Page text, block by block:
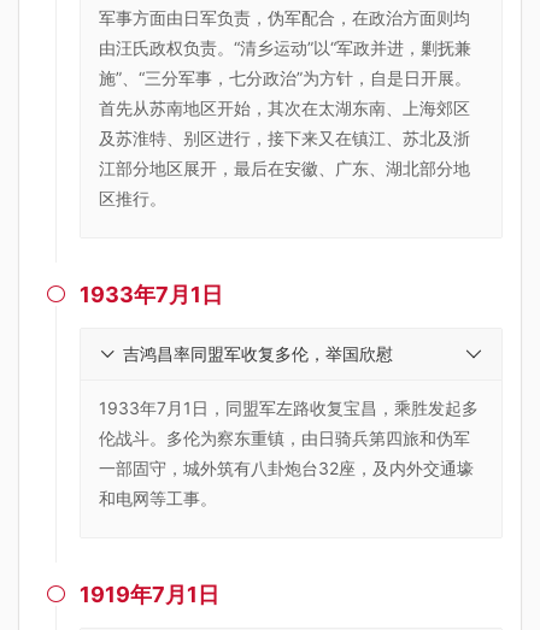
军事方面由日军负责，伪军配合，在政治方面则均
由汪氏政权负责。“清乡运动”以“军政并进，剿抚兼
施”、“三分军事，七分政治”为方针，自是日开展。
首先从苏南地区开始，其次在太湖东南、上海郊区
及苏淮特、别区进行，接下来又在镇江、苏北及浙
江部分地区展开，最后在安徽、广东、湖北部分地
区推行。
 1933年7月1日
吉鸿昌率同盟军收复多伦，举国欣慰
1933年7月1日，同盟军左路收复宝昌，乘胜发起多
伦战斗。多伦为察东重镇，由日骑兵第四旅和伪军
一部固守，城外筑有八卦炮台32座，及内外交通壕
和电网等工事。
 1919年7月1日